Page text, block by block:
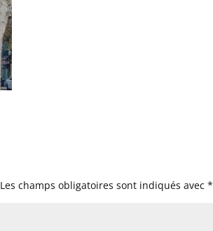
Les champs obligatoires sont indiqués avec*